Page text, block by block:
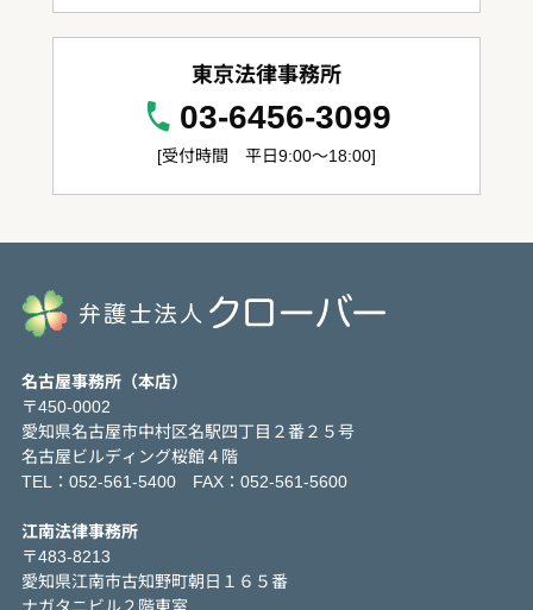
東京法律事務所
03-6456-3099
[受付時間 平日9:00～18:00]
名古屋事務所（本店）
〒450-0002
愛知県名古屋市中村区名駅四丁目２番２５号
名古屋ビルディング桜館４階
TEL：052-561-5400 FAX：052-561-5600
江南法律事務所
〒483-8213
愛知県江南市古知野町朝日１６５番